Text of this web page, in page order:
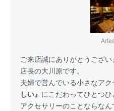
ご来店誠にありがとうござい
店長の大川原です。
夫婦で営んでいる小さなア
しい』 にこだわってひとつひ
アクセサリーのことならな